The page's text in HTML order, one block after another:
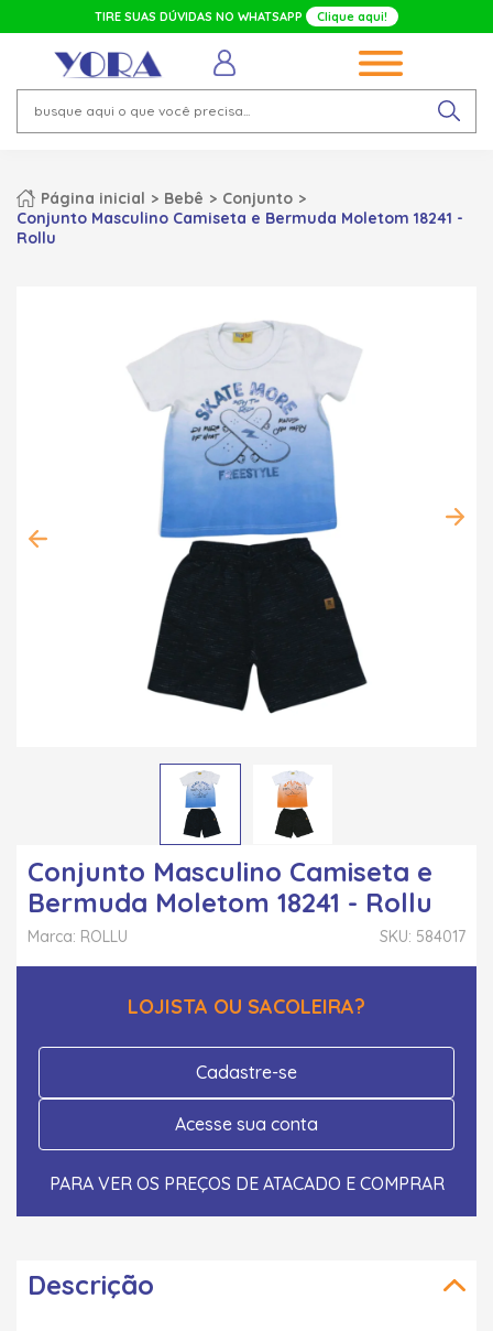
TIRE SUAS DÚVIDAS NO WHATSAPP Clique aqui!
Página inicial Bebê
Conjunto
Conjunto Masculino Camiseta e Bermuda Moletom 18241 -
Rollu
Conjunto Masculino Camiseta e
Bermuda Moletom 18241 - Rollu
SKU: 584017
Marca: ROLLU
LOJISTA OU SACOLEIRA?
Cadastre-se
Acesse sua conta
PARA VER OS PREÇOS DE ATACADO E COMPRAR
Descrição